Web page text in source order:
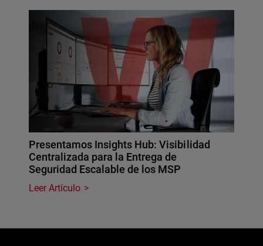
Presentamos Insights Hub: Visibilidad
Centralizada para la Entrega de
Seguridad Escalable de los MSP
Leer Artículo